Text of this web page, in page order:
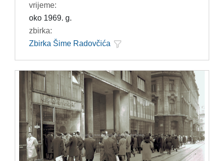
vrijeme:
oko 1969. g.
zbirka:
Zbirka Šime Radovčića